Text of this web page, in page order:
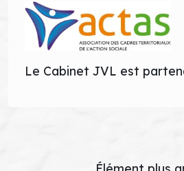
Le Cabinet JVL est